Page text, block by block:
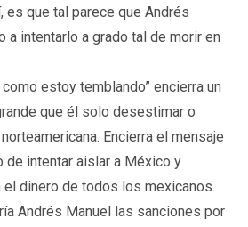
es que tal parece que Andrés
a intentarlo a grado tal de morir en
estoy temblando” encierra un
que él solo desestimar o
Encierra el mensaje
intentar aislar a México y
dinero de todos los mexicanos.
Andrés Manuel las sanciones por